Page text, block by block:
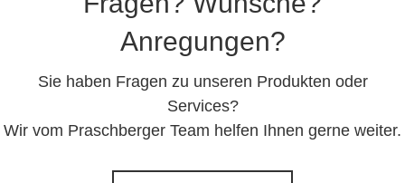
Anregungen?
Sie haben Fragen zu unseren Produkten oder
Services?
Wir vom Praschberger Team helfen Ihnen gerne weiter.